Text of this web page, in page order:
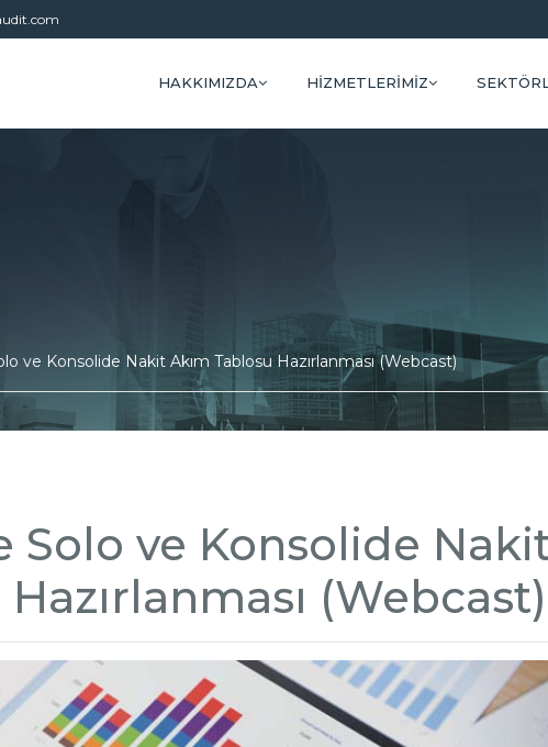
HAKKIMIZDA HIZMETLERIMIZ
ve Konsolide Nakit Akım Tablosu Hazırlanması (Webcast)
Solo ve Konsolide
(Webcast)